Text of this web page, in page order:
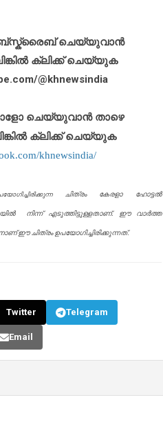
ചെയ്യുവാൻ
ക്ലിക്ക് ചെയ്യുക
@khnewsindia
ചെയ്യുവാൻ താഴെ
ക്ലിക്ക് ചെയ്യുക
khnewsindia/
ചിത്രം കേരളാ ഹോട്ടൽ
നിന്ന് എടുത്തിട്ടുള്ളതാണ്. ഈ വാർത്ത
ചിത്രം ഉപയോഗിച്ചിരിക്കുന്നത്.
Twitter Telegram
Email